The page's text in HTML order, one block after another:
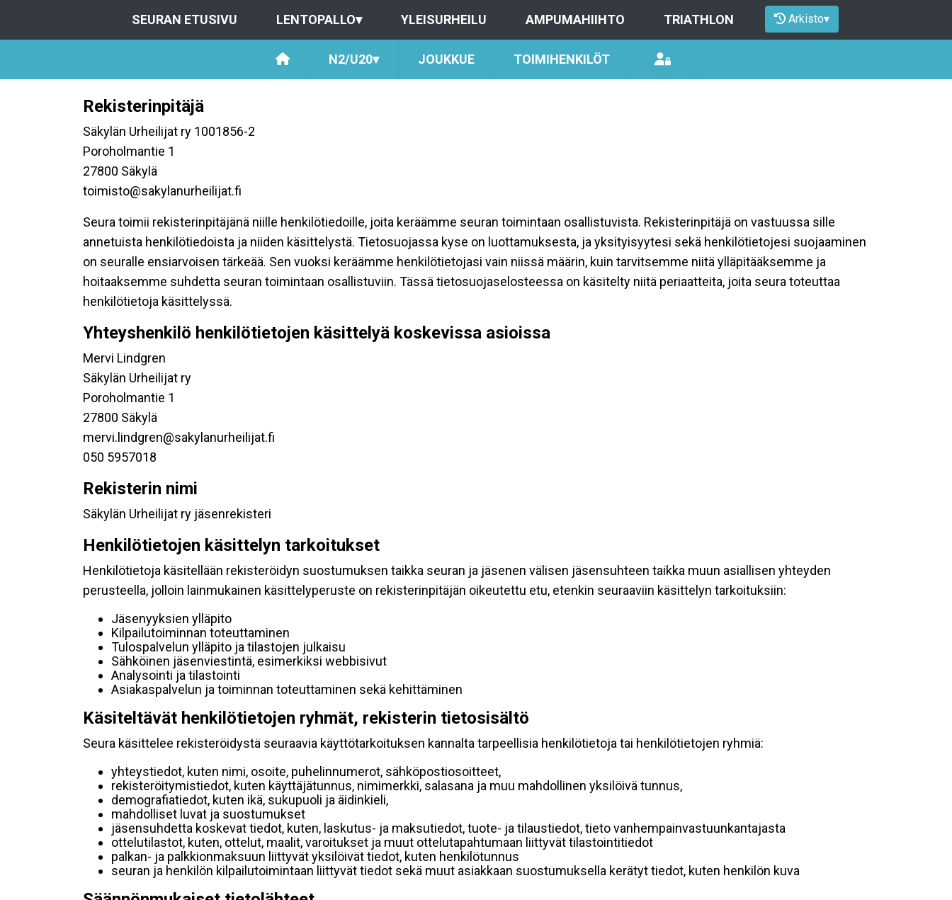
SEURAN ETUSIVU LENTOPALLO▾ YLEISURHEILU AMPUMAHIIHTO TRIATHLON Arkisto▾
N2/U20▾ JOUKKUE TOIMIHENKILÖT
Rekisterinpitäjä
Säkylän Urheilijat ry 1001856-2
Poroholmantie 1
27800 Säkylä
toimisto@sakylanurheilijat.fi
Seura toimii rekisterinpitäjänä niille henkilötiedoille, joita keräämme seuran toimintaan osallistuvista. Rekisterinpitäjä on vastuussa sille
annetuista henkilötiedoista ja niiden käsittelystä. Tietosuojassa kyse on luottamuksesta, ja yksityisyytesi sekä henkilötietojesi suojaaminen
on seuralle ensiarvoisen tärkeää. Sen vuoksi keräämme henkilötietojasi vain niissä määrin, kuin tarvitsemme niitä ylläpitääksemme ja
hoitaaksemme suhdetta seuran toimintaan osallistuviin. Tässä tietosuojaselosteessa on käsitelty niitä periaatteita, joita seura toteuttaa
henkilötietoja käsittelyssä.
Yhteyshenkilö henkilötietojen käsittelyä koskevissa asioissa
Mervi Lindgren
Säkylän Urheilijat ry
Poroholmantie 1
27800 Säkylä
mervi.lindgren@sakylanurheilijat.fi
050 5957018
Rekisterin nimi
Säkylän Urheilijat ry jäsenrekisteri
Henkilötietojen käsittelyn tarkoitukset
Henkilötietoja käsitellään rekisteröidyn suostumuksen taikka seuran ja jäsenen välisen jäsensuhteen taikka muun asiallisen yhteyden
perusteella, jolloin lainmukainen käsittelyperuste on rekisterinpitäjän oikeutettu etu, etenkin seuraaviin käsittelyn tarkoituksiin:
Jäsenyyksien ylläpito
Kilpailutoiminnan toteuttaminen
Tulospalvelun ylläpito ja tilastojen julkaisu
Sähköinen jäsenviestintä, esimerkiksi webbisivut
Analysointi ja tilastointi
Asiakaspalvelun ja toiminnan toteuttaminen sekä kehittäminen
Käsiteltävät henkilötietojen ryhmät, rekisterin tietosisältö
Seura käsittelee rekisteröidystä seuraavia käyttötarkoituksen kannalta tarpeellisia henkilötietoja tai henkilötietojen ryhmiä:
yhteystiedot, kuten nimi, osoite, puhelinnumerot, sähköpostiosoitteet,
rekisteröitymistiedot, kuten käyttäjätunnus, nimimerkki, salasana ja muu mahdollinen yksilöivä tunnus,
demografiatiedot, kuten ikä, sukupuoli ja äidinkieli,
mahdolliset luvat ja suostumukset
jäsensuhdetta koskevat tiedot, kuten, laskutus- ja maksutiedot, tuote- ja tilaustiedot, tieto vanhempainvastuunkantajasta
ottelutilastot, kuten, ottelut, maalit, varoitukset ja muut ottelutapahtumaan liittyvät tilastointitiedot
palkan- ja palkkionmaksuun liittyvät yksilöivät tiedot, kuten henkilötunnus
seuran ja henkilön kilpailutoimintaan liittyvät tiedot sekä muut asiakkaan suostumuksella kerätyt tiedot, kuten henkilön kuva